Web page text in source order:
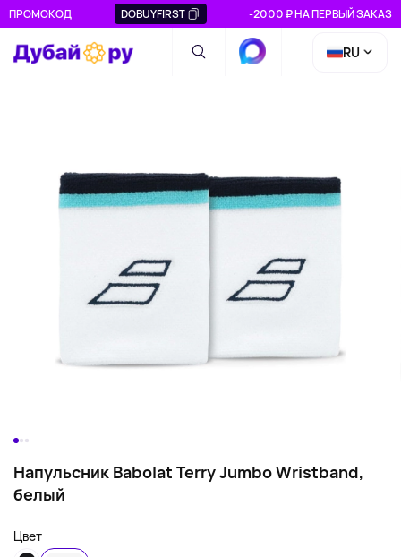
ПРОМОКОД DOBUYFIRST -2000 ₽ НА ПЕРВЫЙ ЗАКАЗ
RU
Напульсник Babolat Terry Jumbo Wristband,
белый
Цвет